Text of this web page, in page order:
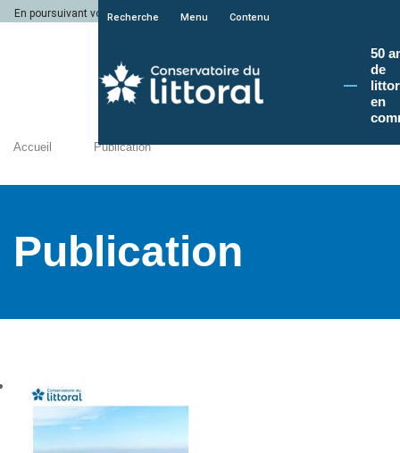
En poursuivant votre navigation sur le site du Conservatoire du littoral, vous
Recherche Menu Contenu
50
de
en
Accueil Publication
Publication